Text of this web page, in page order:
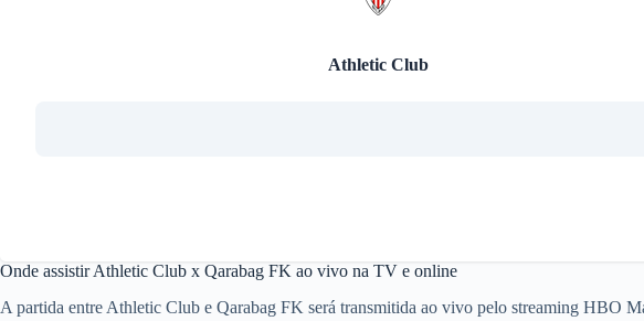
Athletic Club
Onde assistir Athletic Club x Qarabag FK ao vivo na TV e online
A partida entre Athletic Club e Qarabag FK será transmitida ao vivo pelo streaming HBO